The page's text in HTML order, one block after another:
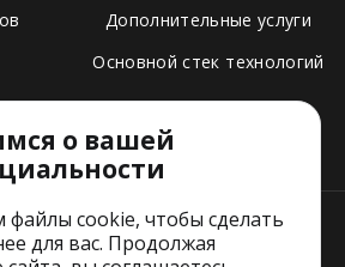
Дополнительные услуги
Основной стек технологий
о вашей
cookie, чтобы сделать
для вас. Продолжая